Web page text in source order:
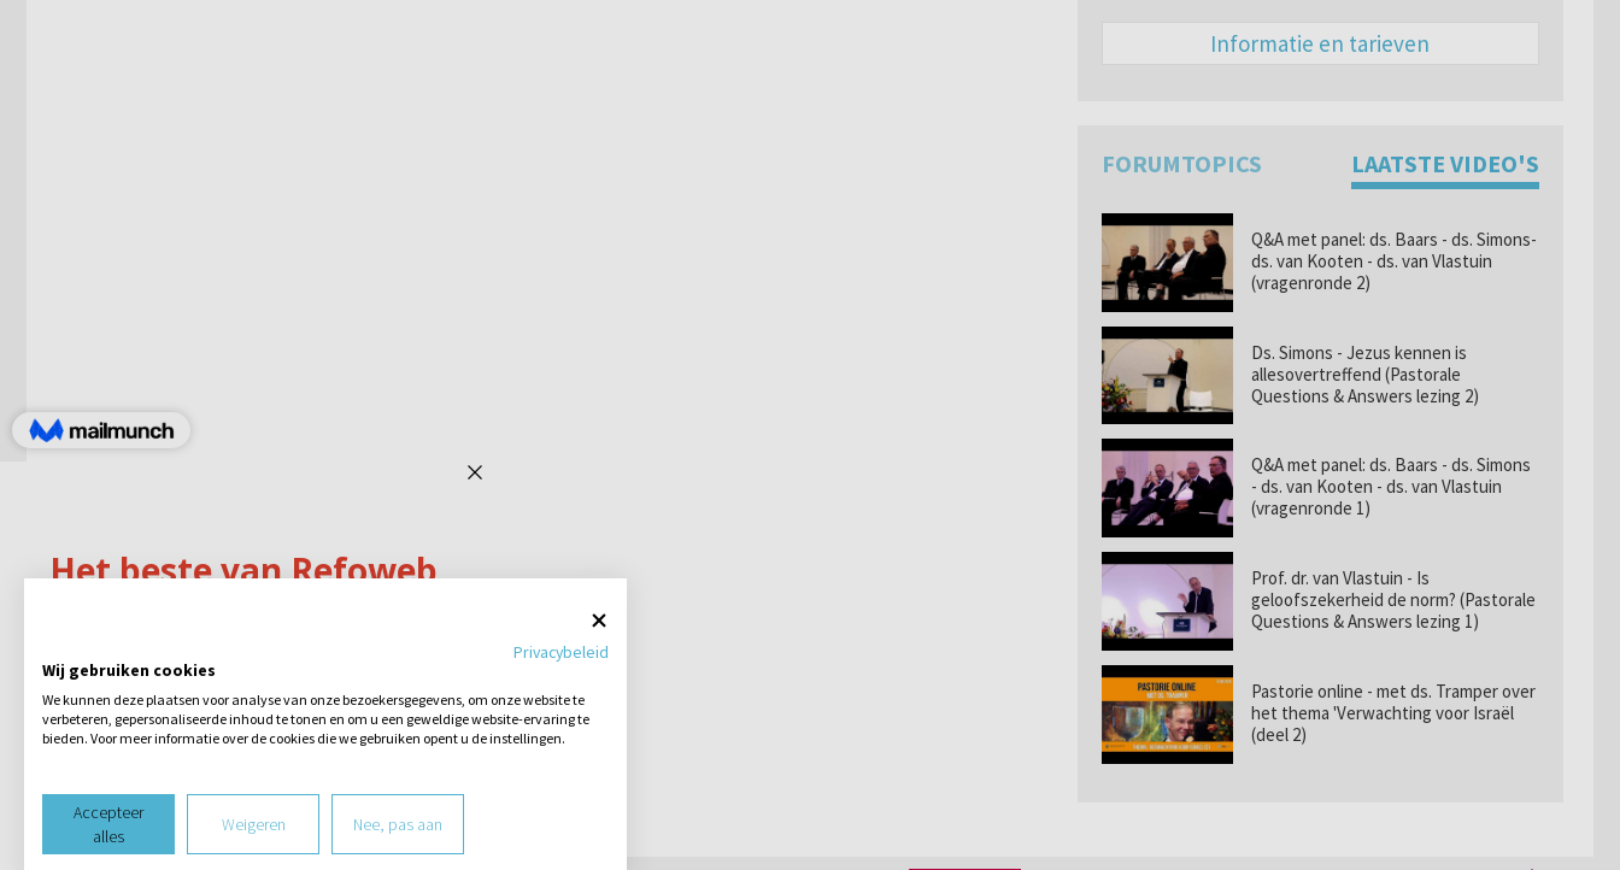
Informatie en tarieven
FORUMTOPICS LAATSTE VIDEO'S
Q&A met panel: ds. Baars - ds. Simons-
ds. van Kooten - ds. van Vlastuin
(vragenronde 2)
Ds. Simons - Jezus kennen is
allesovertreffend (Pastorale
Questions & Answers lezing 2)
Q&A met panel: ds. Baars - ds. Simons
- ds. van Kooten - ds. van Vlastuin
(vragenronde 1)
Prof. dr. van Vlastuin - Is
geloofszekerheid de norm? (Pastorale
Questions & Answers lezing 1)
Pastorie online - met ds. Tramper over
het thema 'Verwachting voor Israël
(deel 2)
Privacybeleid
Wij gebruiken cookies
We kunnen deze plaatsen voor analyse van onze bezoekersgegevens, om onze website te
verbeteren, gepersonaliseerde inhoud te tonen en om u een geweldige website-ervaring te
bieden. Voor meer informatie over de cookies die we gebruiken opent u de instellingen.
Accepteer
alles
Weigeren Nee, pas aan